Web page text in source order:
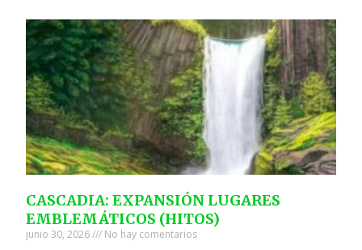
CASCADIA: EXPANSIÓN LUGARES
EMBLEMÁTICOS (HITOS)
junio 30, 2026 No hay comentarios